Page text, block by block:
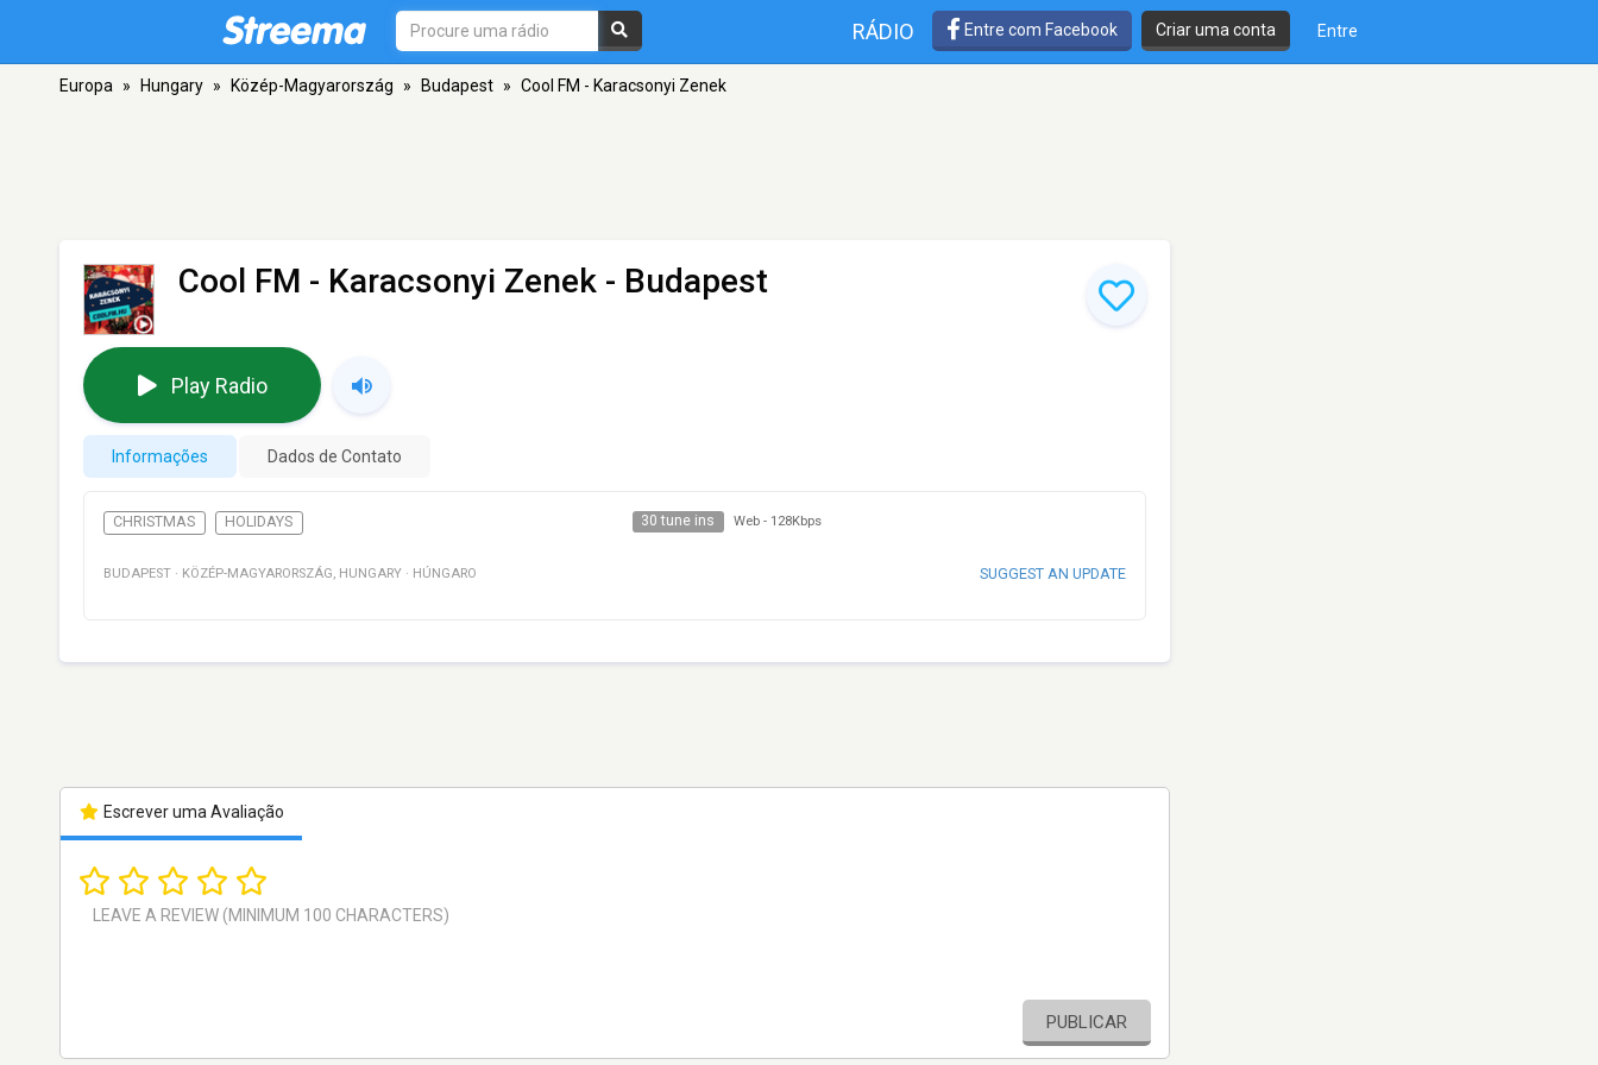
RÁDIO Entre com Facebook Criar uma conta Entre
Europa » Hungary » Közép-Magyarország » Budapest » Cool FM - Karacsonyi Zenek
Cool FM - Karacsonyi Zenek - Budapest
Play Radio
Informações Dados de Contato
CHRISTMAS HOLIDAYS 30 tune ins Web - 128Kbps
BUDAPEST · KÖZÉP-MAGYARORSZÁG, HUNGARY · HÚNGARO SUGGEST AN UPDATE
Escrever uma Avaliação
PUBLICAR